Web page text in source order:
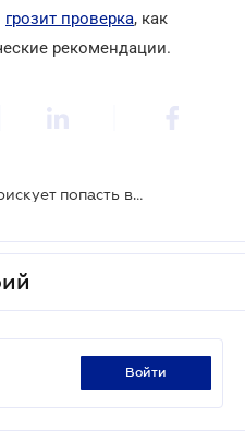
грозит проверка, как
рекомендации.
Налоговики напомнили, кто рискует попасть в план проверок на 2024 год
войти